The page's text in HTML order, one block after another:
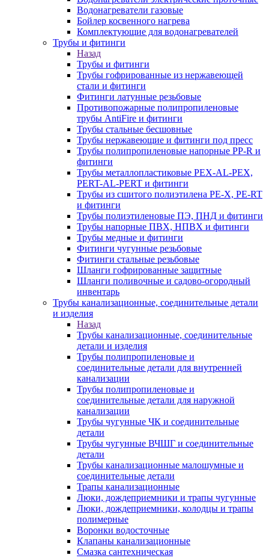
Водонагреватели газовые
Бойлер косвенного нагрева
Комплектующие для водонагревателей
Трубы и фитинги
Назад
Трубы и фитинги
Трубы гофрированные из нержавеющей
стали и фитинги
Фитинги латунные резьбовые
Противопожарные полипропиленовые
трубы AntiFire и фитинги
Трубы стальные бесшовные
Трубы нержавеющие и фитинги под пресс
Трубы полипропиленовые напорные PP-R и
фитинги
Трубы металлопластиковые PEX-AL-PEX,
PERT-AL-PERT и фитинги
Трубы из сшитого полиэтилена PE-X, PE-RT
и фитинги
Трубы полиэтиленовые ПЭ, ПНД и фитинги
Трубы напорные ПВХ, НПВХ и фитинги
Трубы медные и фитинги
Фитинги чугунные резьбовые
Фитинги стальные резьбовые
Шланги гофрированные защитные
Шланги поливочные и садово-огородный
инвентарь
Трубы канализационные, соединительные детали
и изделия
Назад
Трубы канализационные, соединительные
детали и изделия
Трубы полипропиленовые и
соединительные детали для внутренней
канализации
Трубы полипропиленовые и
соединительные детали для наружной
канализации
Трубы чугунные ЧК и соединительные
детали
Трубы чугунные ВЧШГ и соединительные
детали
Трубы канализационные малошумные и
соединительные детали
Трапы канализационные
Люки, дождеприемники и трапы чугунные
Люки, дождеприемники, колодцы и трапы
полимерные
Воронки водосточные
Клапаны канализационные
Смазка сантехническая